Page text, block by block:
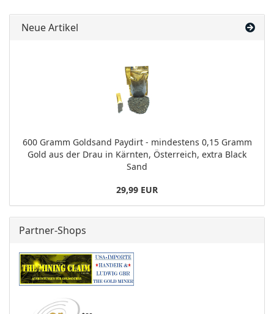
Neue Artikel
600 Gramm Goldsand Paydirt - mindestens 0,15 Gramm
Gold aus der Drau in Kärnten, Österreich, extra Black
Sand
29,99 EUR
Partner-Shops